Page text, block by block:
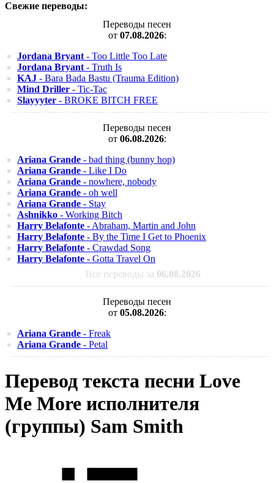
Свежие переводы:
Переводы песен
от 07.08.2026:
Jordana Bryant - Too Little Too Late
Jordana Bryant - Truth Is
KAJ - Bara Bada Bastu (Trauma Edition)
Mind Driller - Tic-Tac
Slayyyter - BROKE BITCH FREE
Переводы песен
от 06.08.2026:
Ariana Grande - bad thing (bunny hop)
Ariana Grande - Like I Do
Ariana Grande - nowhere, nobody
Ariana Grande - oh well
Ariana Grande - Stay
Ashnikko - Working Bitch
Harry Belafonte - Abraham, Martin and John
Harry Belafonte - By the Time I Get to Phoenix
Harry Belafonte - Crawdad Song
Harry Belafonte - Gotta Travel On
Все переводы за 06.08.2026
Переводы песен
от 05.08.2026:
Ariana Grande - Freak
Ariana Grande - Petal
Перевод текста песни Love
Me More исполнителя
(группы) Sam Smith